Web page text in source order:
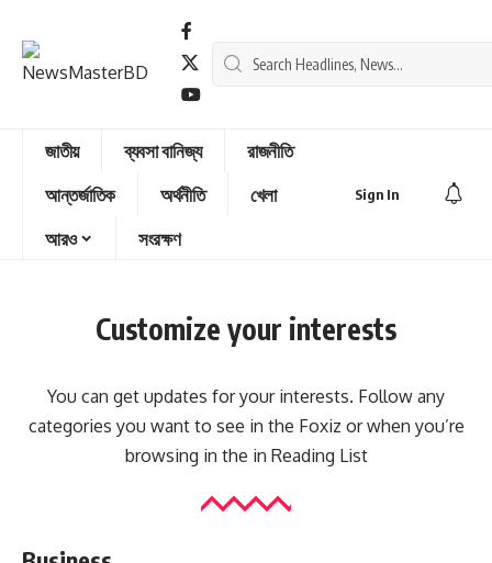
জাতীয় ব্যবসা বানিজ্য
রাজনীতি
আন্তর্জাতিক
অর্থনীতি
খেলা
আরও
সংরক্ষণ
Sign In
Customize your interests
You can get updates for your interests. Follow any
categories you want to see in the Foxiz or when you’re
browsing in the in Reading List